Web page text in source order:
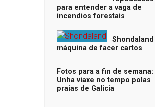
para entender a vaga de
incendios forestais
máquina de facer cartos
Fotos para a fin de semana:
Unha viaxe no tempo polas
praias de Galicia